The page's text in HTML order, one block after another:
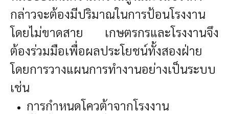
กล่าวจะต้องมีปริมาณในการป้อนโรงงาน
โดยไม่ขาดสาย เกษตรกรและโรงงานจึง
ต้องร่วมมือเพื่อผลประโยชน์ทั้งสองฝ่าย
โดยการวางแผนการทำงานอย่างเป็นระบบ
เช่น
การกำหนดโควต้าจากโรงงาน